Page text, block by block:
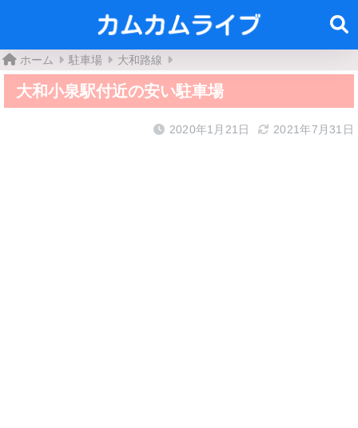
ホーム 駐車場 大和路線
大和小泉駅付近の安い駐車場
2020年1月21日 2021年7月31日